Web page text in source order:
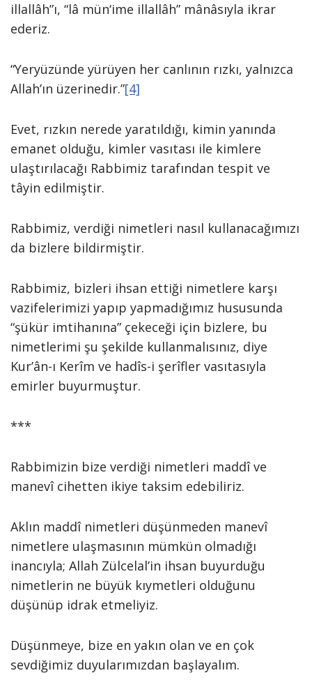
illallâh”ı, “lâ mün‘ime illallâh” mânâsıyla ikrar
ederiz.
“Yeryüzünde yürüyen her canlının rızkı, yalnızca
Allah’ın üzerinedir.”[4]
Evet, rızkın nerede yaratıldığı, kimin yanında
emanet olduğu, kimler vasıtası ile kimlere
ulaştırılacağı Rabbimiz tarafından tespit ve
tâyin edilmiştir.
Rabbimiz, verdiği nimetleri nasıl kullanacağımızı
da bizlere bildirmiştir.
Rabbimiz, bizleri ihsan ettiği nimetlere karşı
vazifelerimizi yapıp yapmadığımız hususunda
“şükür imtihanına” çekeceği için bizlere, bu
nimetlerimi şu şekilde kullanmalısınız, diye
Kur’ân-ı Kerîm ve hadîs-i şerîfler vasıtasıyla
emirler buyurmuştur.
***
Rabbimizin bize verdiği nimetleri maddî ve
manevî cihetten ikiye taksim edebiliriz.
Aklın maddî nimetleri düşünmeden manevî
nimetlere ulaşmasının mümkün olmadığı
inancıyla; Allah Zülcelal’in ihsan buyurduğu
nimetlerin ne büyük kıymetleri olduğunu
düşünüp idrak etmeliyiz.
Düşünmeye, bize en yakın olan ve en çok
sevdiğimiz duyularımızdan başlayalım.